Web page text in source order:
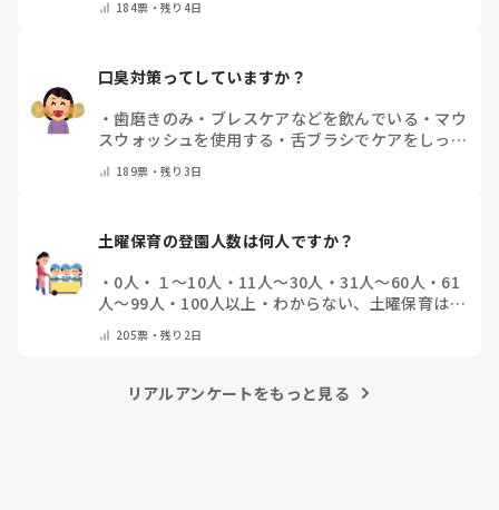
184票・残り4日
口臭対策ってしていますか？
・歯磨きのみ ・ ブレスケアなどを飲んでいる ・ マウ
スウォッシュを使用する ・ 舌ブラシでケアをしっか
の他(コメントで教えて下さい)
189票・残り3日
土曜保育の登園人数は何人ですか？
・ 0人 ・ １～10人 ・ 11人～30人 ・31人～60人 ・ 61
人～99人 ・ 100人以上 ・ わからない、土曜保育はな
205票・残り2日
リアルアンケートをもっと見る